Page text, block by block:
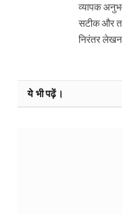
व्यापक
सटीक और
निरंतर लेखन
ये भी पढ़ें।